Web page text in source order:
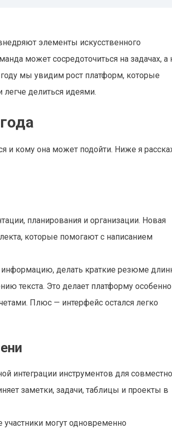
элементы искусственного
может сосредоточиться на задачах, а
мы увидим рост платформ, которые
делиться идеями.
и кому она может подойти. Ниже я
планирования и организации. Новая
которые помогают с написанием
информацию, делать краткие резюме
текста. Это делает платформу особенно
Плюс — интерфейс остался легко
интеграции инструментов для
заметки, задачи, таблицы и проекты в
могут одновременно